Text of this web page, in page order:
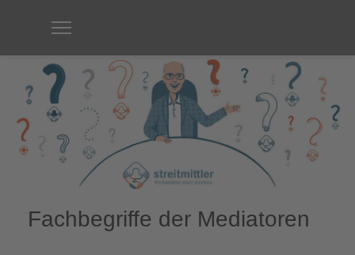
Fachbegriffe der Mediatoren